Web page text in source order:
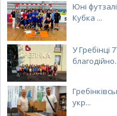
Юні
Кубка ...
У Гребінці
укр...